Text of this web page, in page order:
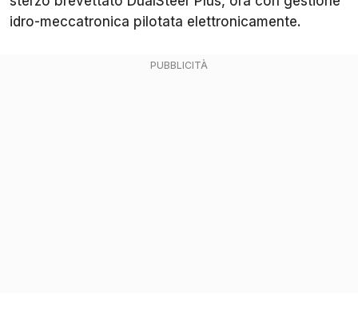
idro-meccatronica pilotata elettronicamente.